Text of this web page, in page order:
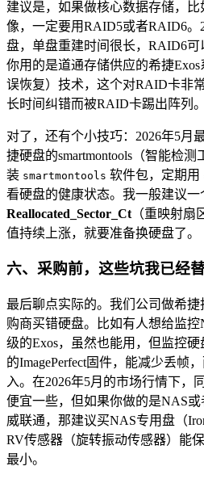
建议是，如果做核心数据存储，
像，一定要用RAID5或者RAID6。
盘，单盘重建时间很长，RAID6
你用的是道通存储供应的希捷
误恢复）技术，这个对RAID卡非
长时间纠错而被RAID卡踢出阵列。
对了，还有个小技巧：2026年5月
捷硬盘的smartmontools（智能检
装 smartmontools 软件包，定期用
看硬盘的健康状态。我一般建议
Reallocated_Sector_Ct （重映射
值持续上涨，就要准备换硬盘了。
六、采购前，这些坑我已经
最后聊点实际的。我们公司做希
购商买错硬盘。比如有人想给监
级的Exos，虽然也能用，但监控
的ImagePerfect固件，能减少丢帧
入。在2026年5月的市场行情下，
便宜一些，但如果你做的是NAS
威联通，那建议买NAS专用盘（
RV传感器（旋转振动传感器）能
最小。